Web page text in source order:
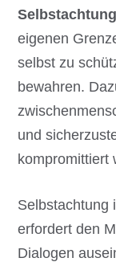
eigenen
selbst zu
bewahren.
und
kompromittiert
Selbstachtung
erfordert den
Dialogen